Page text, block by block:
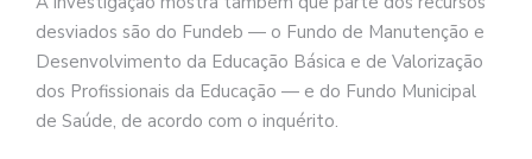
desviados são do Fundeb — o Fundo de Manutenção e
Desenvolvimento da Educação Básica e de Valorização
dos Profissionais da Educação — e do Fundo Municipal
de Saúde, de acordo com o inquérito.